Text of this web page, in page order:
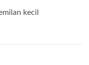
kecil